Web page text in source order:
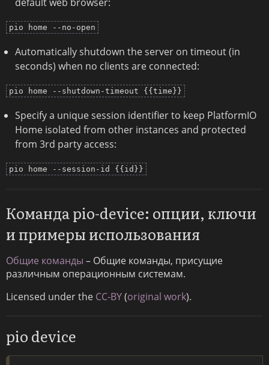
pio home --no-open
Automatically shutdown the server on timeout (in
seconds) when no clients are connected:
pio home --shutdown-timeout {{time}}
Specify a unique session identifier to keep PlatformIO
Home isolated from other instances and protected
from 3rd party access:
pio home --session-id {{id}}
Команда pio-device: опции, ключи
и примеры использования
Общие команды – Общие команды, присущие
различным операционным системам.
Licensed under the CC-BY(original work).
pio device